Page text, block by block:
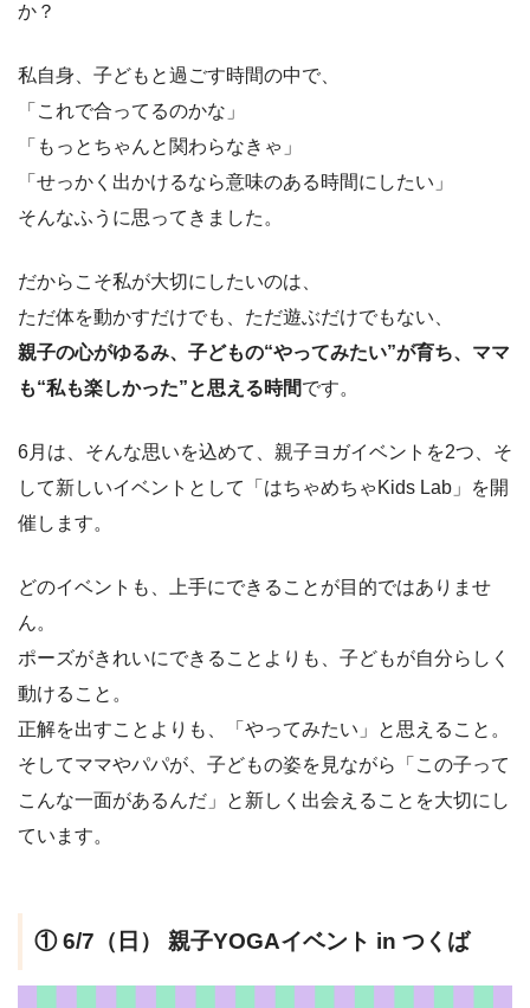
か？
私自身、子どもと過ごす時間の中で、
「これで合ってるのかな」
「もっとちゃんと関わらなきゃ」
「せっかく出かけるなら意味のある時間にしたい」
そんなふうに思ってきました。
だからこそ私が大切にしたいのは、
ただ体を動かすだけでも、ただ遊ぶだけでもない、
親子の心がゆるみ、子どもの“やってみたい”が育ち、ママ
も“私も楽しかった”と思える時間です。
6月は、そんな思いを込めて、親子ヨガイベントを2つ、そ
して新しいイベントとして「はちゃめちゃKids Lab」を開
催します。
どのイベントも、上手にできることが目的ではありませ
ん。
ポーズがきれいにできることよりも、子どもが自分らしく
動けること。
正解を出すことよりも、「やってみたい」と思えること。
そしてママやパパが、子どもの姿を見ながら「この子って
こんな一面があるんだ」と新しく出会えることを大切にし
ています。
① 6/7（日） 親子YOGAイベント in つくば